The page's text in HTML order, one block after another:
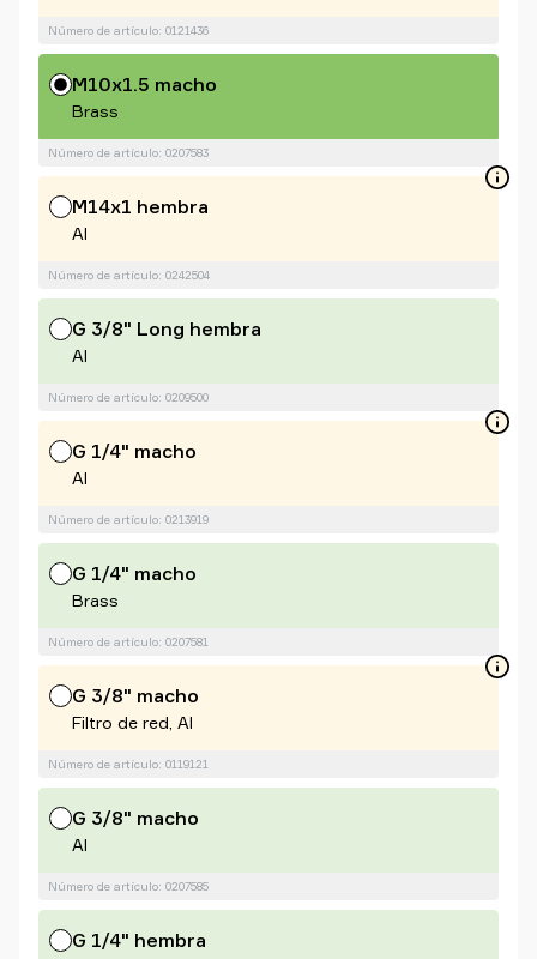
Número de artículo: 0121436
M10x1.5 macho
Brass
Número de artículo: 0207583
M14x1 hembra
Al
Número de artículo: 0242504
G 3/8" Long hembra
Al
Número de artículo: 0209500
G 1/4" macho
Al
Número de artículo: 0213919
G 1/4" macho
Brass
Número de artículo: 0207581
G 3/8" macho
Filtro de red, Al
Número de artículo: 0119121
G 3/8" macho
Al
Número de artículo: 0207585
G 1/4" hembra